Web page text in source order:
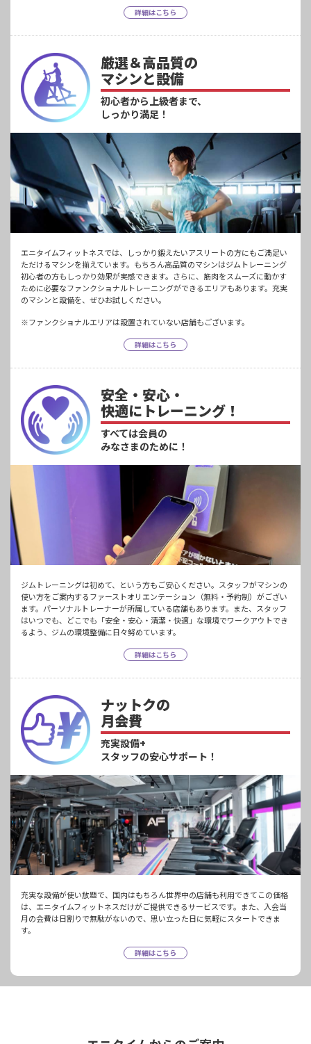
詳細はこちら
厳選＆高品質の
マシンと設備
初心者から上級者まで、
しっかり満足！
エニタイムフィットネスでは、しっかり鍛えたいアスリートの方にもご満足い
ただけるマシンを揃えています。もちろん高品質のマシンはジムトレーニング
初心者の方もしっかり効果が実感できます。さらに、筋肉をスムーズに動かす
ために必要なファンクショナルトレーニングができるエリアもあります。充実
のマシンと設備を、ぜひお試しください。
※ファンクショナルエリアは設置されていない店舗もございます。
詳細はこちら
安全・安心・
快適にトレーニング！
すべては会員の
みなさまのために！
ジムトレーニングは初めて、という方もご安心ください。スタッフがマシンの
使い方をご案内するファーストオリエンテーション（無料・予約制）がござい
ます。パーソナルトレーナーが所属している店舗もあります。また、スタッフ
はいつでも、どこでも「安全・安心・清潔・快適」な環境でワークアウトでき
るよう、ジムの環境整備に日々努めています。
詳細はこちら
ナットクの
月会費
充実設備+
スタッフの安心サポート！
充実な設備が使い放題で、国内はもちろん世界中の店舗も利用できてこの価格
は、エニタイムフィットネスだけがご提供できるサービスです。また、入会当
月の会費は日割りで無駄がないので、思い立った日に気軽にスタートできま
す。
詳細はこちら